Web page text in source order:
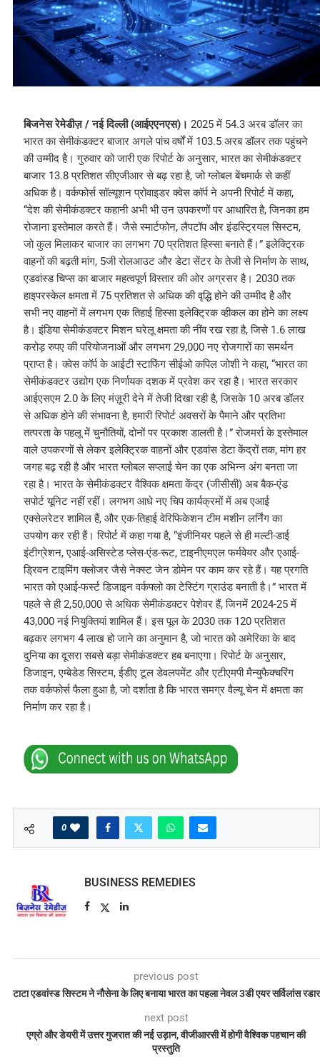
बिजनेस रेमेडीज़ / नई दिल्ली (आईएएनएस)। 2025 में 54.3 अरब डॉलर का
भारत का सेमीकंडक्टर बाजार अगले पांच वर्षों में 103.5 अरब डॉलर तक पहुंचने
की उम्मीद है। गुरुवार को जारी एक रिपोर्ट के अनुसार, भारत का सेमीकंडक्टर
बाजार 13.8 प्रतिशत सीएजीआर से बढ़ रहा है, जो ग्लोबल बेंचमार्क से कहीं
अधिक है। वर्कफोर्स सॉल्यूशन प्रोवाइडर क्वेस कॉर्प ने अपनी रिपोर्ट में कहा,
“देश की सेमीकंडक्टर कहानी अभी भी उन उपकरणों पर आधारित है, जिनका हम
रोजाना इस्तेमाल करते हैं। जैसे स्मार्टफोन, लैपटॉप और इंडस्ट्रियल सिस्टम,
जो कुल मिलाकर बाजार का लगभग 70 प्रतिशत हिस्सा बनाते हैं।” इलेक्ट्रिक
वाहनों की बढ़ती मांग, 5जी रोलआउट और डेटा सेंटर के तेजी से निर्माण के साथ,
एडवांस्ड चिप्स का बाजार महत्वपूर्ण विस्तार की ओर अग्रसर है। 2030 तक
हाइपरस्केल क्षमता में 75 प्रतिशत से अधिक की वृद्धि होने की उम्मीद है और
सभी नए वाहनों में लगभग एक तिहाई हिस्सा इलेक्ट्रिक व्हीकल का होने का लक्ष्य
है। इंडिया सेमीकंडक्टर मिशन घरेलू क्षमता की नींव रख रहा है, जिसे 1.6 लाख
करोड़ रुपए की परियोजनाओं और लगभग 29,000 नए रोजगारों का समर्थन
प्राप्त है। क्वेस कॉर्प के आईटी स्टाफिंग सीईओ कपिल जोशी ने कहा, “भारत का
सेमीकंडक्टर उद्योग एक निर्णायक दशक में प्रवेश कर रहा है। भारत सरकार
आईएसएम 2.0 के लिए मंज़ूरी देने में तेजी दिखा रही है, जिसके 10 अरब डॉलर
से अधिक होने की संभावना है, हमारी रिपोर्ट अवसरों के पैमाने और प्रतिभा
तत्परता के पहलू में चुनौतियों, दोनों पर प्रकाश डालती है।” रोजमर्रा के इस्तेमाल
वाले उपकरणों से लेकर इलेक्ट्रिक वाहनों और एडवांस डेटा केंद्रों तक, मांग हर
जगह बढ़ रही है और भारत ग्लोबल सप्लाई चेन का एक अभिन्न अंग बनता जा
रहा है। भारत के सेमीकंडक्टर वैश्विक क्षमता केंद्र (जीसीसी) अब बैक-एंड
सपोर्ट यूनिट नहीं रहीं। लगभग आधे नए चिप कार्यक्रमों में अब एआई
एक्सेलरेटर शामिल हैं, और एक-तिहाई वेरिफिकेशन टीम मशीन लर्निंग का
उपयोग कर रही हैं। रिपोर्ट में कहा गया है, “इंजीनियर पहले से ही मल्टी-डाई
इंटीग्रेशन, एआई-असिस्टेड प्लेस-एंड-रूट, टाइनीएमएल फर्मवेयर और एआई-
ड्रिवन टाइमिंग क्लोजर जैसे नेक्स्ट जेन डोमेन पर काम कर रहे हैं। यह प्रगति
भारत को एआई-फर्स्ट डिजाइन वर्कफ्लो का टेस्टिंग ग्राउंड बनाती है।” भारत में
पहले से ही 2,50,000 से अधिक सेमीकंडक्टर पेशेवर हैं, जिनमें 2024-25 में
43,000 नई नियुक्तियां शामिल हैं। इस पूल के 2030 तक 120 प्रतिशत
बढ़कर लगभग 4 लाख हो जाने का अनुमान है, जो भारत को अमेरिका के बाद
दुनिया का दूसरा सबसे बड़ा सेमीकंडक्टर हब बनाएगा। रिपोर्ट के अनुसार,
डिजाइन, एम्बेडेड सिस्टम, ईडीए टूल डेवलपमेंट और एटीएमपी मैन्युफैक्चरिंग
तक वर्कफोर्स फैला हुआ है, जो दर्शाता है कि भारत समग्र वैल्यू चेन में क्षमता का
निर्माण कर रहा है।
0
BUSINESS REMEDIES
previous post
टाटा एडवांस्ड सिस्टम ने नौसेना के लिए बनाया भारत का पहला नेवल 3डी एयर सर्विलांस रडार
next post
एग्रो और डेयरी में उत्तर गुजरात की नई उड़ान, वीजीआरसी में होगी वैश्विक पहचान की
प्रस्तुति